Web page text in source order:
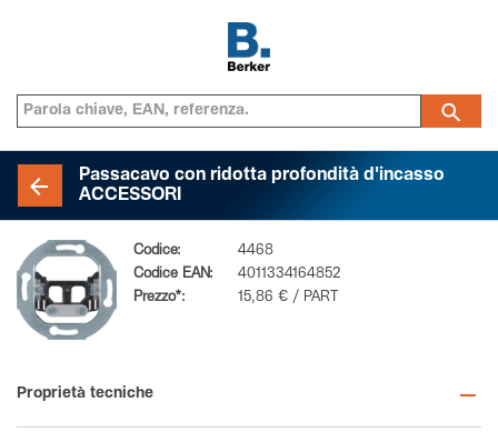
Passacavo con ridotta profondità d'incasso
ACCESSORI
Codice:
4468
Codice EAN:
4011334164852
Prezzo*:
15,86 € / PART
Proprietà tecniche